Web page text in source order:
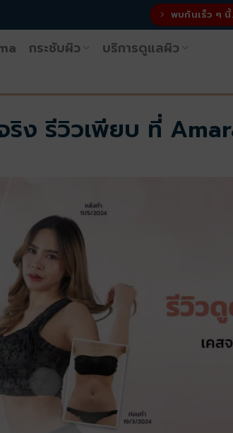
พบกันเร็ว ๆ นี้
กระชับผิว
บริการดูแลผิว
ริง รีวิวเพียบ ที่